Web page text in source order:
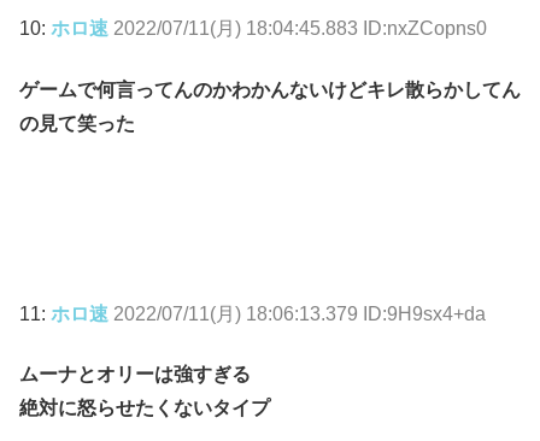
10: ホロ速 2022/07/11(月) 18:04:45.883 ID:nxZCopns0
ゲームで何言ってんのかわかんないけどキレ散らかしてん
の見て笑った
11: ホロ速 2022/07/11(月) 18:06:13.379 ID:9H9sx4+da
ムーナとオリーは強すぎる
絶対に怒らせたくないタイプ